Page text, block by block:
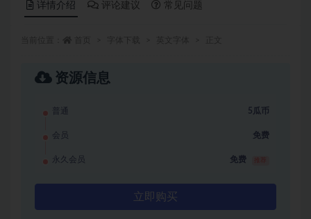
详情介绍 评论建议 常见问题
资源信息
普通 5瓜币
会员 免费
永久会员 免费
立即购买